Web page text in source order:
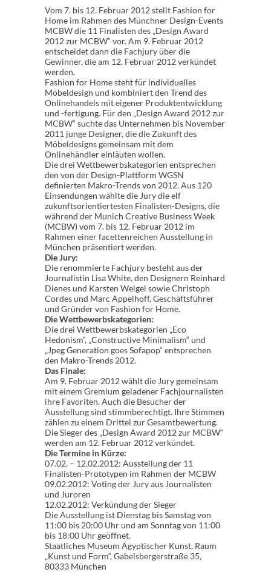
Vom 7. bis 12. Februar 2012 stellt Fashion for
Home im Rahmen des Münchner Design-Events
MCBW die 11 Finalisten des „Design Award
2012 zur MCBW“ vor. Am 9. Februar 2012
entscheidet dann die Fachjury über die
Gewinner, die am 12. Februar 2012 verkündet
werden.
Fashion for Home steht für individuelles
Möbeldesign und kombiniert den Trend des
Onlinehandels mit eigener Produktentwicklung
und -fertigung. Für den „Design Award 2012 zur
MCBW“ suchte das Unternehmen bis November
2011 junge Designer, die die Zukunft des
Möbeldesigns gemeinsam mit dem
Onlinehändler einläuten wollen.
Die drei Wettbewerbskategorien entsprechen
den von der Design-Plattform WGSN
definierten Makro-Trends von 2012. Aus 120
Einsendungen wählte die Jury die elf
zukunftsorientiertesten Finalisten-Designs, die
während der Munich Creative Business Week
(MCBW) vom 7. bis 12. Februar 2012 im
Rahmen einer facettenreichen Ausstellung in
München präsentiert werden.
Die Jury:
Die renommierte Fachjury besteht aus der
Journalistin Lisa White, den Designern Reinhard
Dienes und Karsten Weigel sowie Christoph
Cordes und Marc Appelhoff, Geschäftsführer
und Gründer von Fashion for Home.
Die Wettbewerbskategorien:
Die drei Wettbewerbskategorien „Eco
Hedonism“, „Constructive Minimalism“ und
„Jpeg Generation goes Sofapop“ entsprechen
den Makro-Trends 2012.
Das Finale:
Am 9. Februar 2012 wählt die Jury gemeinsam
mit einem Gremium geladener Fachjournalisten
ihre Favoriten. Auch die Besucher der
Ausstellung sind stimmberechtigt. Ihre Stimmen
zählen zu einem Drittel zur Gesamtbewertung.
Die Sieger des „Design Award 2012 zur MCBW“
werden am 12. Februar 2012 verkündet.
Die Termine in Kürze:
07.02. – 12.02.2012: Ausstellung der 11
Finalisten-Prototypen im Rahmen der MCBW
09.02.2012: Voting der Jury aus Journalisten
und Juroren
12.02.2012: Verkündung der Sieger
Die Ausstellung ist Dienstag bis Samstag von
11:00 bis 20:00 Uhr und am Sonntag von 11:00
bis 18:00 Uhr geöffnet.
Staatliches Museum Ägyptischer Kunst, Raum
„Kunst und Form“, Gabelsbergerstraße 35,
80333 München